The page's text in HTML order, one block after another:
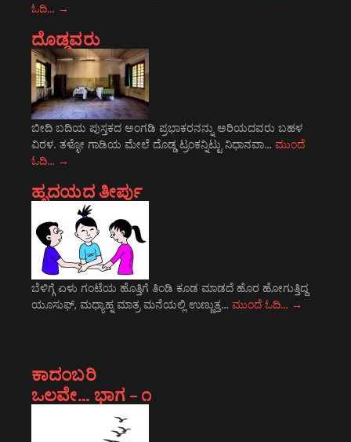
ಓದಿ… →
ದೊಡ್ಡವರು
ಬೀದಿ ಬದಿಯ ಪುಸ್ತಕದ ಅಂಗಡಿ ಪ್ರಭಾಕರನನ್ನು ಅರಿಯದವರು ಬಹಳ
ವಿರಳ. ತಳ್ಳೋ ಗಾಡಿಯ ಮೇಲೆ ದೊಡ್ಡ ಟ್ರಂಕನ್ನಿಟ್ಟು ನಿಧಾನವಾ… ಮುಂದೆ
ಓದಿ… →
ಹೃದಯದ ತೀರ್ಪು
ಬೆಳಿಗ್ಗೆ ಏಳು ಗಂಟೆಯ ಹೊತ್ತಿಗೆ ತಿಂಡಿ ಕೂಡ ಮಾಡದೆ ಹೊರ ಹೋಗುತ್ತಿದ್ದ
ಯೂಸುಫ್, ಮಧ್ಯಾಹ್ನ ಮಾತ್ರ ಮನೆಯಲ್ಲಿ ಉಣ್ಣುತ್ತ… ಮುಂದೆ ಓದಿ… →
ಕಾದಂಬರಿ
ಒಲವೇ… ಭಾಗ – ೧